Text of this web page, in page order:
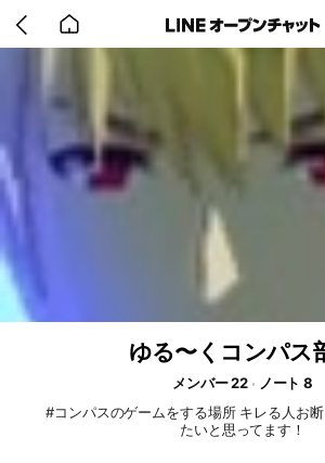
back
to
ゆる〜くコンパス
メンバー 22
ノート 8
#コンパスのゲームをする場所 キレる人お
たいと思ってます！